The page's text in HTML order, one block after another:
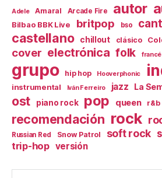
Adele Amaral Arcade Fire autor
Bilbao BBK Live britpop bso
castellano chillout clásico
cover electrónica folk
grupo hip hop Hooverphonic
instrumental Iván Ferreiro jazz La
ost piano rock pop queen r&b
recomendación rock
Russian Red Snow Patrol soft rock
trip-hop versión